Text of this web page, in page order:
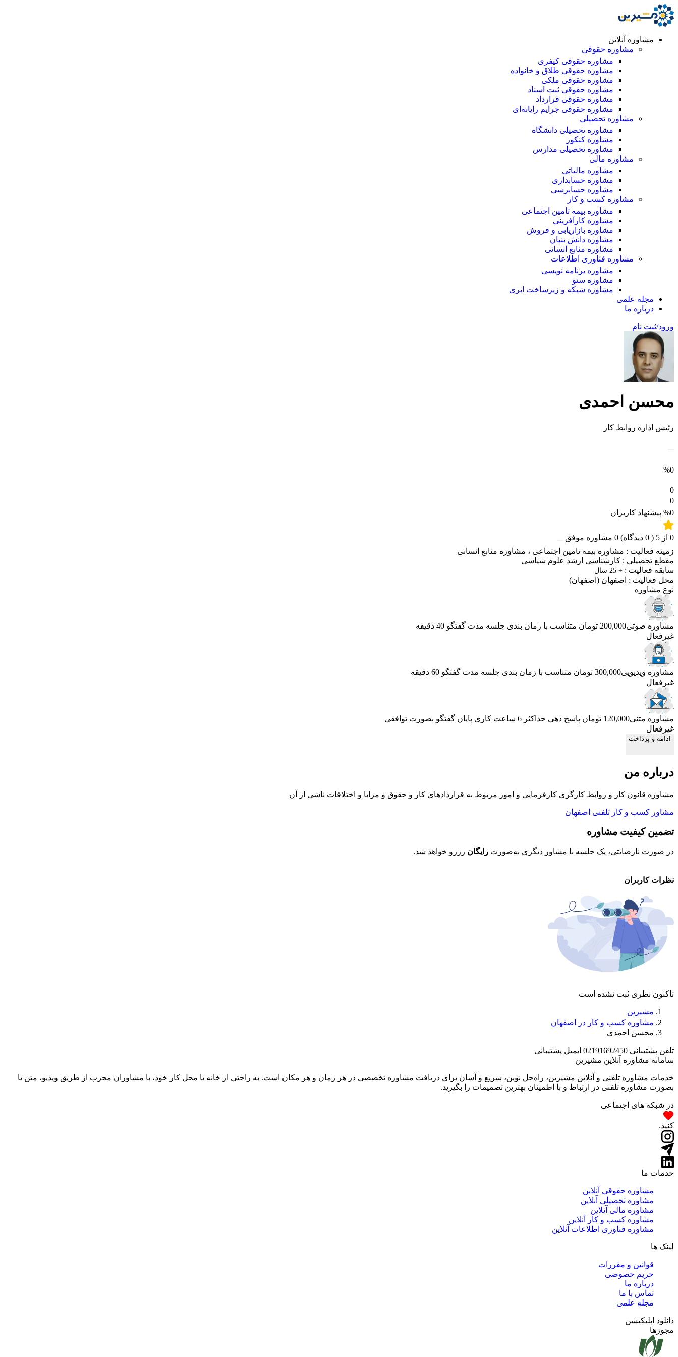
مشاوره آنلاین
مشاوره حقوقی
مشاوره حقوقی کیفری
مشاوره حقوقی طلاق و خانواده
مشاوره حقوقی ملکی
مشاوره حقوقی ثبت اسناد
مشاوره حقوقی قرارداد
مشاوره حقوقی جرایم رایانه‌ای
مشاوره تحصیلی
مشاوره تحصیلی دانشگاه
مشاوره کنکور
مشاوره تحصیلی مدارس
مشاوره مالی
مشاوره مالیاتی
مشاوره حسابداری
مشاوره حسابرسی
مشاوره کسب و کار
مشاوره بیمه تامین اجتماعی
مشاوره کارآفرینی
مشاوره بازاریابی و فروش
مشاوره دانش بنیان
مشاوره منابع انسانی
مشاوره فناوری اطلاعات
مشاوره برنامه نویسی
مشاوره سئو
مشاوره شبکه و زیرساخت ابری
مجله علمی
درباره ما
ورود/ثبت نام
محسن احمدی
رئیس اداره روابط کار
%0
0
0
%0 پیشنهاد کاربران
0 از 5
(
0 دیدگاه) 0 مشاوره موفق
زمینه فعالیت : مشاوره بیمه تامین اجتماعی ، مشاوره منابع انسانی
مقطع تحصیلی : کارشناسی ارشد علوم سیاسی
سابقه فعالیت : + 25 سال
محل فعالیت : اصفهان (اصفهان)
نوع مشاوره
مشاوره صوتی200,000 تومان متناسب با زمان بندی جلسه مدت گفتگو 40 دقیقه
غیرفعال
مشاوره ویدیویی300,000 تومان متناسب با زمان بندی جلسه مدت گفتگو 60 دقیقه
غیرفعال
مشاوره متنی120,000 تومان پاسخ دهی حداکثر 6 ساعت کاری
پایان گفتگو بصورت توافقی
غیرفعال
ادامه و پرداخت
درباره من
مشاوره قانون کار و روابط کارگری کارفرمایی و امور مربوط به قراردادهای کار و حقوق و مزایا و اختلافات ناشی از آن
مشاور کسب و کار تلفنی اصفهان
تضمین کیفیت مشاوره
در صورت نارضایتی، یک جلسه با مشاور دیگری به‌صورت رایگان رزرو خواهد شد.
نظرات کاربران
تاکنون نظری ثبت نشده است
مشیرین
مشاوره کسب و کار در اصفهان
محسن احمدی
تلفن پشتیبانی 02191692450 ایمیل پشتیبانی
سامانه مشاوره آنلاین مشیرین
خدمات مشاوره تلفنی و آنلاین مشیرین، راه‌‌حل نوین، سریع و آسان برای دریافت مشاوره تخصصی در هر زمان و هر مکان است. به راحتی از خانه یا محل کار خود، با مشاوران مجرب از طریق ویدیو، متن یا
بصورت مشاوره تلفنی در ارتباط و با اطمینان بهترین تصمیمات را بگیرید.
در شبکه های اجتماعی
کنید.
خدمات ما
مشاوره حقوقی آنلاین
مشاوره تحصیلی آنلاین
مشاوره مالی آنلاین
مشاوره کسب و کار آنلاین
مشاوره فناوری اطلاعات آنلاین
لینک ها
قوانین و مقررات
حریم خصوصی
درباره ما
تماس با ما
مجله علمی
دانلود اپلیکیشن
مجوزها